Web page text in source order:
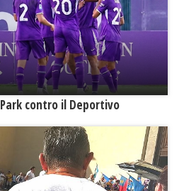
contro il Deportivo